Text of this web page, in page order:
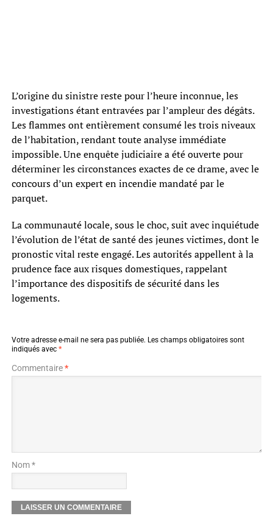
L’origine du sinistre reste pour l’heure inconnue, les
investigations étant entravées par l’ampleur des dégâts.
Les flammes ont entièrement consumé les trois niveaux
de l’habitation, rendant toute analyse immédiate
impossible. Une enquête judiciaire a été ouverte pour
déterminer les circonstances exactes de ce drame, avec le
concours d’un expert en incendie mandaté par le
parquet.
La communauté locale, sous le choc, suit avec inquiétude
l’évolution de l’état de santé des jeunes victimes, dont le
pronostic vital reste engagé. Les autorités appellent à la
prudence face aux risques domestiques, rappelant
l’importance des dispositifs de sécurité dans les
logements.
Votre adresse e-mail ne sera pas publiée. Les champs obligatoires sont
indiqués avec *
Commentaire*
Nom *